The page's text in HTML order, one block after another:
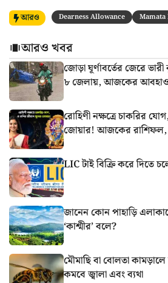
আরও Dearness Allowance Mamata
আরও খবর
জোড়া ঘূর্ণাবর্তের জেরে ভারী
৮ জেলায়, আজকের
রোহিণী নক্ষত্রে চাকরির
জোয়ার! আজকের
LIC টাই বিক্রি করে দিতে
জানেন কোন পাহাড়ি
‘কাশ্মীর’ বলে?
মৌমাছি বা বোলতা
কমবে জ্বালা এবং ব্যথা